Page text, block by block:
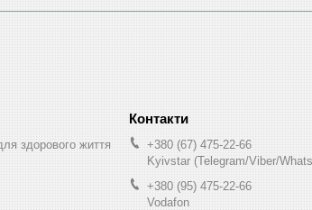
здорового життя
+380 (67) 475-22-66
Kyivstar (Telegram/Viber/
+380 (95) 475-22-66
Vodafon